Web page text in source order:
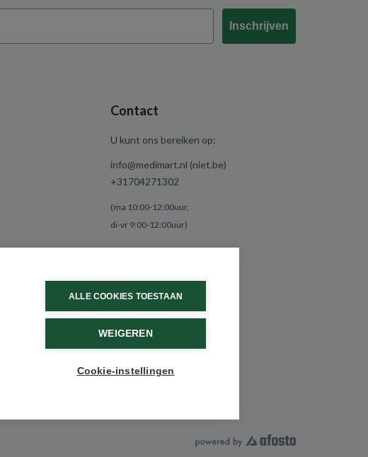
Inschrijven
Contact
U kunt ons bereiken op:
info@medimart.nl (niet.be)
+31704271302
(ma 10:00-12:00uur,
di-vr 9:00-12:00uur)
ALLE COOKIES TOESTAAN
WEIGEREN
Cookie-instellingen